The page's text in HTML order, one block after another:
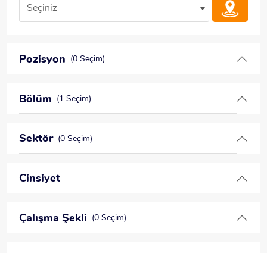
Seçiniz
Pozisyon (0 Seçim)
Bölüm (1 Seçim)
Sektör (0 Seçim)
Cinsiyet
Çalışma Şekli (0 Seçim)